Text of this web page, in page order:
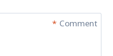
Comment
*